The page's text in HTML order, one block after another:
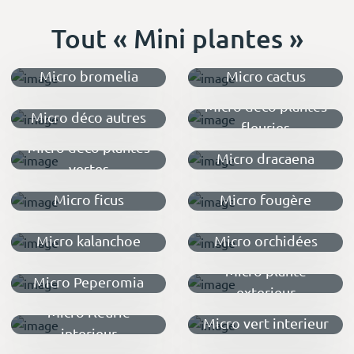
Tout « Mini plantes »
Micro bromelia Micro cactus
Micro déco autres
Micro déco plantes
fleuries
Micro déco plantes
vertes
Micro dracaena
Micro ficus Micro fougère
Micro kalanchoe Micro orchidées
Micro Peperomia
Micro plante
exterieur
Micro fleurie
interieur
Micro vert interieur